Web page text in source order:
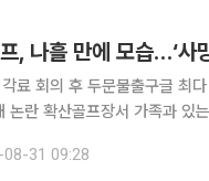
, 나흘 만에 모습…‘사
료 회의 후 두문불출구글 최
확산골프장서 가족과 있는 모습으로 우려 해소 온
08-31 09:28